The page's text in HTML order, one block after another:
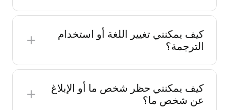
عادة، لا. Mirami هي خدمة دردشة فيديو مبنية على
المحادثات المباشرة عبر كاميرا الويب، لذا فإن الوصول
إلى الكاميرا مطلوب لبدء المطابقة مع شركاء
الدردشة. يساعد ذلك على إبقاء التفاعلات أكثر
مصداقية ويقلل من احتمالية انضمام الحسابات الآلية أو
كيف يمكنني تغيير اللغة أو استخدام
الترجمة؟
على Mirami، ابحث عن إعدادات اللغة في أعلى يمين
الواجهة. اعتمادًا على منطقتك وجهازك، قد ترى أيضًا
مرشحات اللغة وأدوات الترجمة لدعم التواصل الخالي
من العوائق مع مجتمع عالمي من المستخدمين عبر
كيف يمكنني حظر شخص ما أو الإبلاغ
عن شخص ما؟